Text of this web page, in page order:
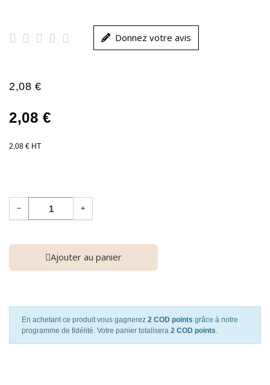
     Donnez votre avis
2,08 €
2,08 €
2,08 € HT
− +
Ajouter au panier
En achetant ce produit vous gagnerez 2 COD points grâce à notre
programme de fidélité. Votre panier totalisera 2 COD points.